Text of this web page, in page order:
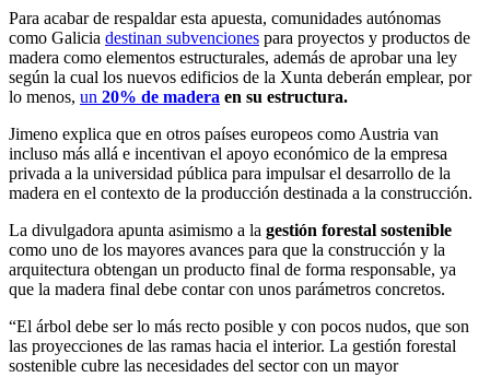
Para acabar de respaldar esta apuesta, comunidades autónomas
como Galicia destinan subvenciones para proyectos y productos de
madera como elementos estructurales, además de aprobar una ley
según la cual los nuevos edificios de la Xunta deberán emplear, por
lo menos, un 20% de madera en su estructura.
Jimeno explica que en otros países europeos como Austria van
incluso más allá e incentivan el apoyo económico de la empresa
privada a la universidad pública para impulsar el desarrollo de la
madera en el contexto de la producción destinada a la construcción.
La divulgadora apunta asimismo a la gestión forestal sostenible
como uno de los mayores avances para que la construcción y la
arquitectura obtengan un producto final de forma responsable, ya
que la madera final debe contar con unos parámetros concretos.
“El árbol debe ser lo más recto posible y con pocos nudos, que son
las proyecciones de las ramas hacia el interior. La gestión forestal
sostenible cubre las necesidades del sector con un mayor